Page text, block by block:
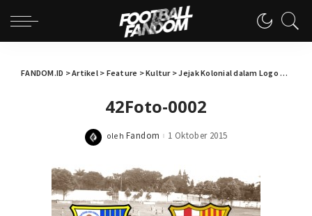
FANDOM.ID >Artikel> Feature >Kultur>Jejak Kolonial dalam Logo Klub Lokal
42Foto-0002
Posted
oleh Fandom 1 Oktober 2015